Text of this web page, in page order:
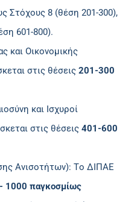
Στόχους 8 (θέση 201-300),
601-800).
και Οικονομικής
στις θέσεις 201-300
και Ισχυροί
στις θέσεις 401-600
Ανισοτήτων): Tο ΔΙΠΑΕ
1000 παγκοσμίως